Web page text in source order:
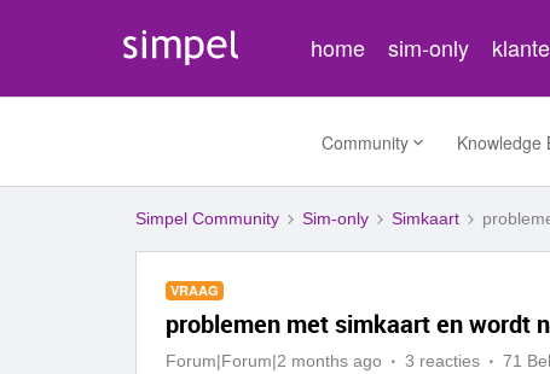
home sim-only
Community Knowledge
Simpel Community Sim-only Simkaart
VRAAG
problemen met simkaart en wordt
Forum|Forum|2 months ago 3 reacties 71